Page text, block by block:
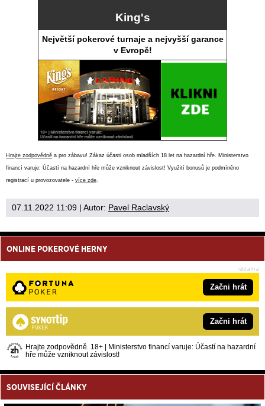
King's
Největší pokerové turnaje a nejvyšší garance
v Evropě!
Hrajte zodpovědně a pro zábavu! Zákaz účasti osob mladších 18 let na hazardní hře. Ministerstvo
financí varuje: Účastí na hazardní hře může vzniknout závislost! Využití bonusů je podmíněno
registrací u provozovatele - více zde.
07.11.2022 11:09 | Autor: Pavel Raclavský
ONLINE POKEROVÉ HERNY
Začni hrát
Začni hrát
Hrajte zodpovědně. 18+ | Ministerstvo financí varuje: Účastí na hazardní
hře může vzniknout závislost!
SOUVISEJÍCÍ ČLÁNKY